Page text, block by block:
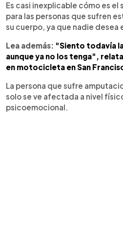
Es casi inexplicable cómo es
para las personas que sufren
su cuerpo, ya que nadie desea
Lea además: "Siento todavía
aunque ya no los tenga",
en motocicleta en San
La persona que sufre
solo se ve afectada a nivel
psicoemocional.